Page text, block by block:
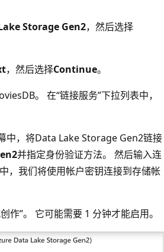
Storage Gen2，然后选择
，然后选择Continue。
。 在“链接服务”下拉列表中，
中，将Data Lake Storage Gen2链接
并指定身份验证方法。 然后输入连
，我们将使用帐户密钥连接到存储帐
作”。 它可能需要 1 分钟才能启用。